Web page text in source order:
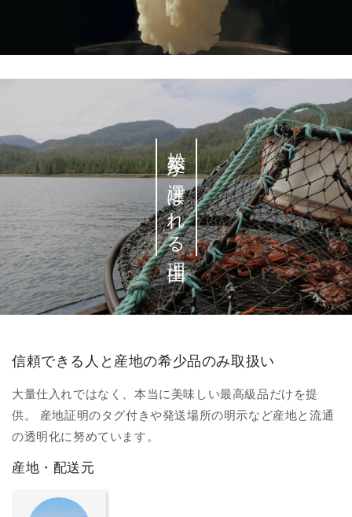
松菱が選ばれる理由
信頼できる人と産地の希少品のみ取扱い
大量仕入れではなく、本当に美味しい最高級品だけを提
供。 産地証明のタグ付きや発送場所の明示など産地と流通
の透明化に努めています。
産地・配送元